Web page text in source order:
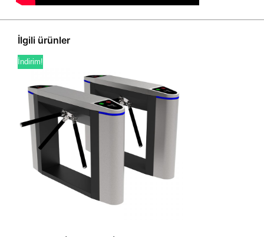
İlgili ürünler
İndirim!